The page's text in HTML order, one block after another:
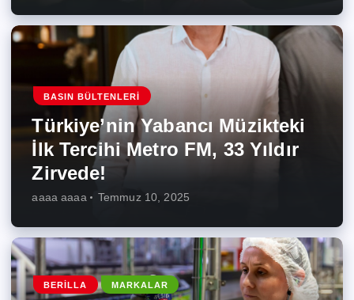
BASIN BÜLTENLERI
Türkiye’nin Yabancı Müzikteki
İlk Tercihi Metro FM, 33 Yıldır
Zirvede!
aaaa aaaa Temmuz 10, 2025
BERILLA MARKALAR